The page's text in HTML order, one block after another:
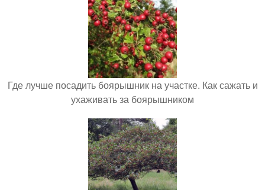
Где лучше посадить боярышник на участке. Как сажать и
ухаживать за боярышником